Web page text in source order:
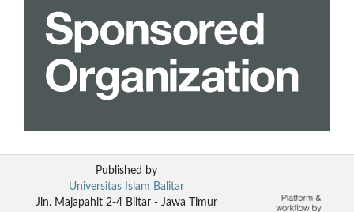
Published by
Universitas Islam Balitar
Jln. Majapahit 2-4 Blitar - Jawa Timur